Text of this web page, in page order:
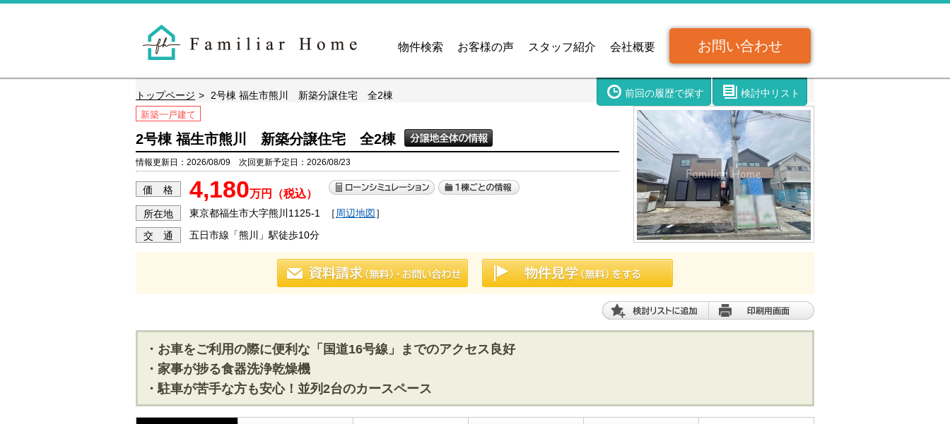
物件検索 お客様の声 スタッフ紹介 会社概要 お問い合わせ
前回の履歴で探す 検討中リスト
トップページ 2号棟 福生市熊川 新築分譲住宅 全2棟
新築一戸建て
2号棟 福生市熊川 新築分譲住宅 全2棟
情報更新日：2026/08/09 次回更新予定日：2026/08/23
価 格 4,180万円（税込）
所在地 東京都福生市大字熊川1125-1 ［ 周辺地図］
交 通 五日市線「熊川」駅徒歩10分
・お車をご利用の際に便利な「国道16号線」までのアクセス良好
・家事が捗る食器洗浄乾燥機
・駐車が苦手な方も安心！並列2台のカースペース